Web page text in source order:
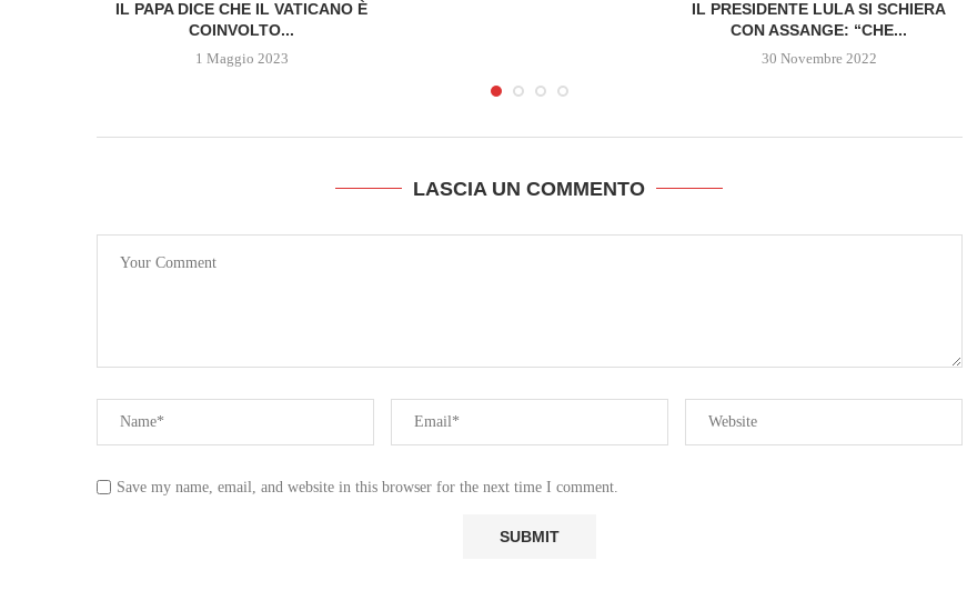
IL PAPA DICE CHE IL VATICANO È
COINVOLTO...
1 Maggio 2023
IL PRESIDENTE LULA SI SCHIERA
CON ASSANGE: “CHE...
30 Novembre 2022
LASCIA UN COMMENTO
Save my name, email, and website in this browser for the next time I comment.